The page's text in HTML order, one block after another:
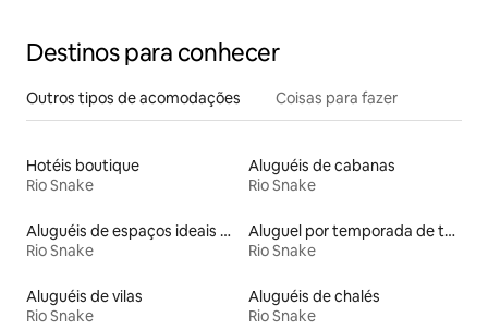
Destinos para conhecer
Outros tipos de acomodações Coisas para fazer
Hotéis boutique
Rio Snake
Aluguéis de cabanas
Rio Snake
Aluguéis de espaços ideais para famílias
Rio Snake
Aluguel por temporada de tendas tipi
Rio Snake
Aluguéis de vilas
Rio Snake
Aluguéis de chalés
Rio Snake